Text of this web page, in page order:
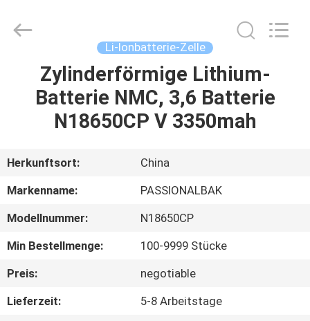
HAUS
PRODUKTE
ÜBER
UNS
FABRIK-
AUSFLUG
QUALITÄTSKONTROLLE
Li-Ionbatterie-Zelle
Zylinderförmige Lithium-
Batterie NMC, 3,6 Batterie
N18650CP V 3350mah
Herkunftsort:
China
Markenname:
PASSIONALBAK
Modellnummer:
N18650CP
Min Bestellmenge:
100-9999 Stücke
Preis:
negotiable
Lieferzeit:
5-8 Arbeitstage